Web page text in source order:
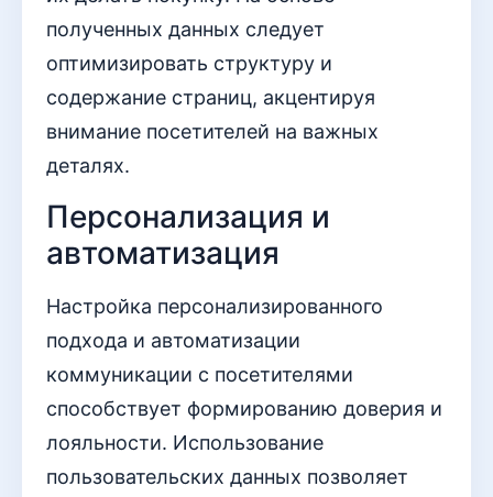
полученных данных следует
оптимизировать структуру и
содержание страниц, акцентируя
внимание посетителей на важных
деталях.
Персонализация и
автоматизация
Настройка персонализированного
подхода и автоматизации
коммуникации с посетителями
способствует формированию доверия и
лояльности. Использование
пользовательских данных позволяет